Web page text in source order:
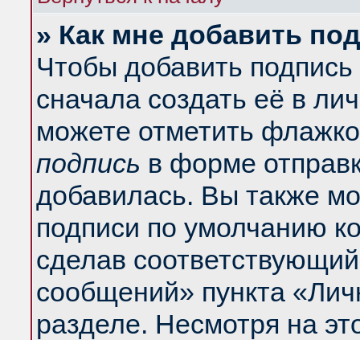
» Как мне добавить
Чтобы добавить
сначала создать её в
можете отметить
подпись в форме
добавилась. Вы также
подписи по умолчанию
сделав
сообщений» пункта
разделе. Несмотря на